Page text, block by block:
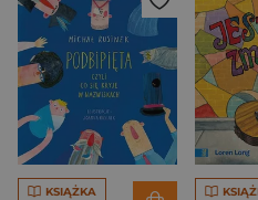
KSIĄŻKA